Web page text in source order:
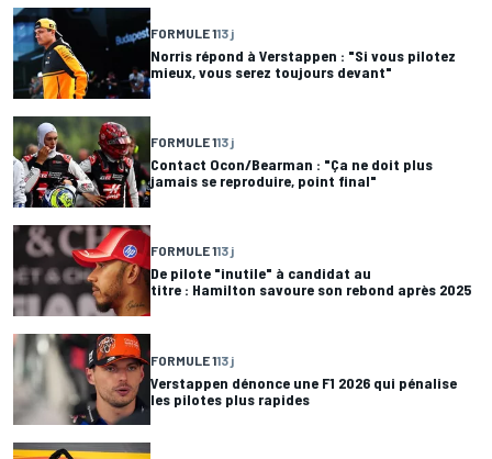
FORMULE 113 j
Norris répond à Verstappen : "Si vous pilotez
mieux, vous serez toujours devant"
FORMULE 113 j
Contact Ocon/Bearman : "Ça ne doit plus
jamais se reproduire, point final"
FORMULE 113 j
De pilote "inutile" à candidat au
titre : Hamilton savoure son rebond après 2025
FORMULE 113 j
Verstappen dénonce une F1 2026 qui pénalise
les pilotes plus rapides